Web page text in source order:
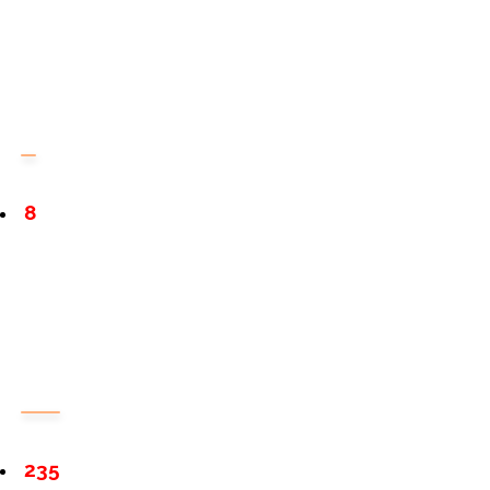
8
235